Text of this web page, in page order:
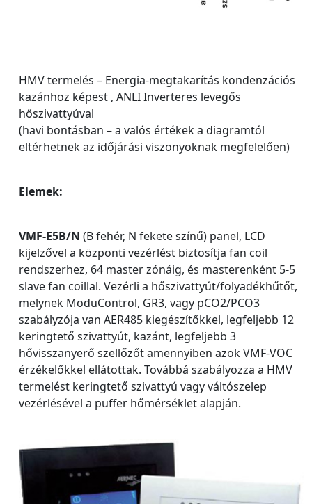
HMV termelés – Energia-megtakarítás kondenzációs
kazánhoz képest , ANLI Inverteres levegős
hőszivattyúval
(havi bontásban – a valós értékek a diagramtól
eltérhetnek az időjárási viszonyoknak megfelelően)
Elemek:
VMF-E5B/N (B fehér, N fekete színű) panel, LCD
kijelzővel a központi vezérlést biztosítja fan coil
rendszerhez, 64 master zónáig, és masterenként 5-5
slave fan coillal. Vezérli a hőszivattyút/folyadékhűtőt,
melynek ModuControl, GR3, vagy pCO2/PCO3
szabályzója van AER485 kiegészítőkkel, legfeljebb 12
keringtető szivattyút, kazánt, legfeljebb 3
hővisszanyerő szellőzőt amennyiben azok VMF-VOC
érzékelőkkel ellátottak. Továbbá szabályozza a HMV
termelést keringtető szivattyú vagy váltószelep
vezérlésével a puffer hőmérséklet alapján.